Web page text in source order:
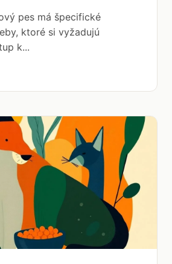
pes má špecifické
ktoré si vyžadujú
k...